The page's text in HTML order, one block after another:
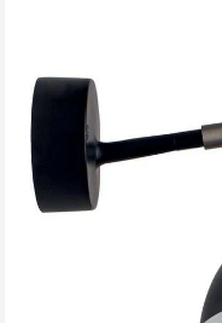
afbeeldingen-
gallerij